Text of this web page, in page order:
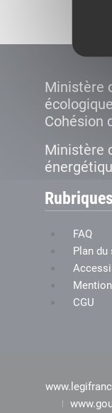
Ministère
Cohésion
Ministère
Rubriques
FAQ
Plan du
CGU